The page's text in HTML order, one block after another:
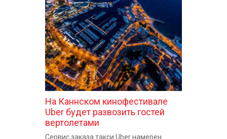
КОНТАКТЫ
На Каннском кинофестивале
Uber будет развозить гостей
вертолетами
Сервис заказа такси Uber намерен